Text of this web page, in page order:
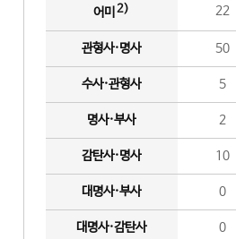
어미 2) 22
관형사·명사 50
수사·관형사 5
명사·부사 2
감탄사·명사 10
대명사·부사 0
대명사·감탄사 0